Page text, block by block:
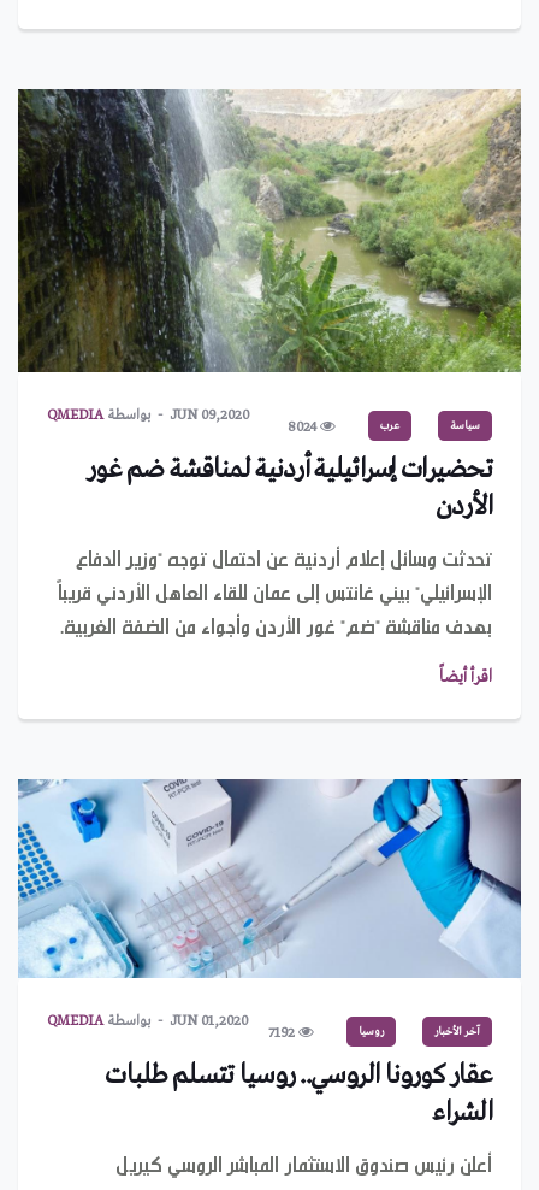
سياسة عرب 8024
JUN 09,2020 بواسطةQMEDIA
تحضيرات إسرائيلية أردنية لمناقشة ضم غور
الأردن
تحدثت وسائل إعلام أردنية عن احتمال توجه "وزير الدفاع
الإسرائيلي" بيني غانتس إلى عمان للقاء العاهل الأردني قريباً
بهدف مناقشة "ضم" غور الأردن وأجواء من الضفة الغربية.
اقرأ أيضاً
آخر الأخبار روسيا 7192
JUN 01,2020 بواسطةQMEDIA
عقار كورونا الروسي.. روسيا تتسلم طلبات
الشراء
أعلن رئيس صندوق الاستثمار المباشر الروسي كيريل